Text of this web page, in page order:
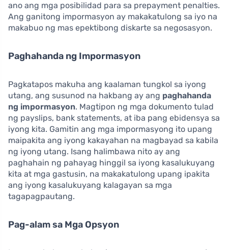
ano ang mga posibilidad para sa prepayment penalties.
Ang ganitong impormasyon ay makakatulong sa iyo na
makabuo ng mas epektibong diskarte sa negosasyon.
Paghahanda ng Impormasyon
Pagkatapos makuha ang kaalaman tungkol sa iyong
utang, ang susunod na hakbang ay ang paghahanda
ng impormasyon. Magtipon ng mga dokumento tulad
ng payslips, bank statements, at iba pang ebidensya sa
iyong kita. Gamitin ang mga impormasyong ito upang
maipakita ang iyong kakayahan na magbayad sa kabila
ng iyong utang. Isang halimbawa nito ay ang
paghahain ng pahayag hinggil sa iyong kasalukuyang
kita at mga gastusin, na makakatulong upang ipakita
ang iyong kasalukuyang kalagayan sa mga
tagapagpautang.
Pag-alam sa Mga Opsyon